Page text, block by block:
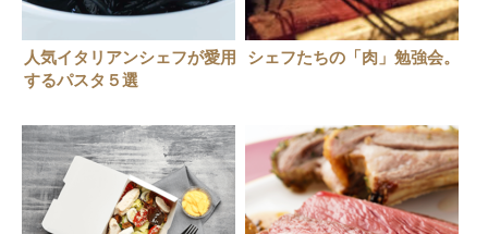
人気イタリアンシェフが愛用
するパスタ５選
シェフたちの「肉」勉強会。